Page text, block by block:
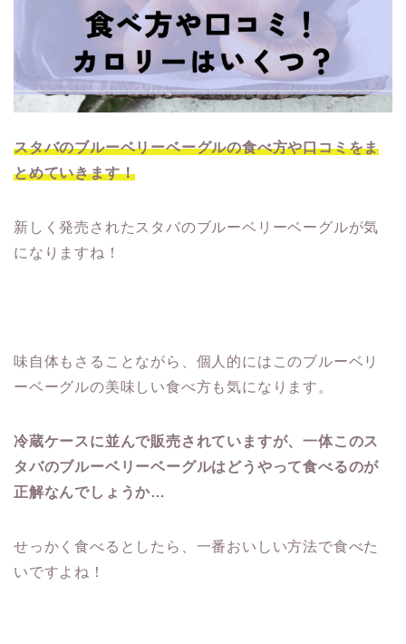
スタバのブルーベリーベーグルの食べ方や口コミをま
とめていきます！
新しく発売されたスタバのブルーベリーベーグルが気
になりますね！
味自体もさることながら、個人的にはこのブルーベリ
ーベーグルの美味しい食べ方も気になります。
冷蔵ケースに並んで販売されていますが、一体このス
タバのブルーベリーベーグルはどうやって食べるのが
正解なんでしょうか…
せっかく食べるとしたら、一番おいしい方法で食べた
いですよね！